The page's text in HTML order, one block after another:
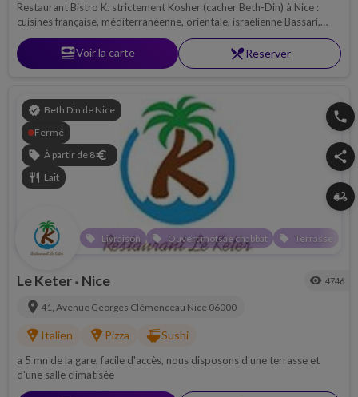
Restaurant Bistro K. strictement Kosher (cacher Beth-Din) à Nice :
cuisines française, méditerranéenne, orientale, israélienne Bassari,
italienne… dans un cadre chic et moderne. Terrasse privée ainsi que
salon privé.
set_mealVoir la carte restaurant_menuReserver
verified Beth Din de Nice
Fermé
sell À partir de 8euro
restaurant Lait
local_offer Livraison local_offer Ouvert motsae chabbat local_offer Terrasse
phone
share
delivery_dining
Le Keter • Nice visibility 4746
location_on 41, Avenue Georges Clémenceau Nice 06000
local_pizzaItalien local_pizzaPizza ramen_diningSushi
a 5 mn de la gare, facile d'accès, nous disposons d'une terrasse et
d'une salle climatisée